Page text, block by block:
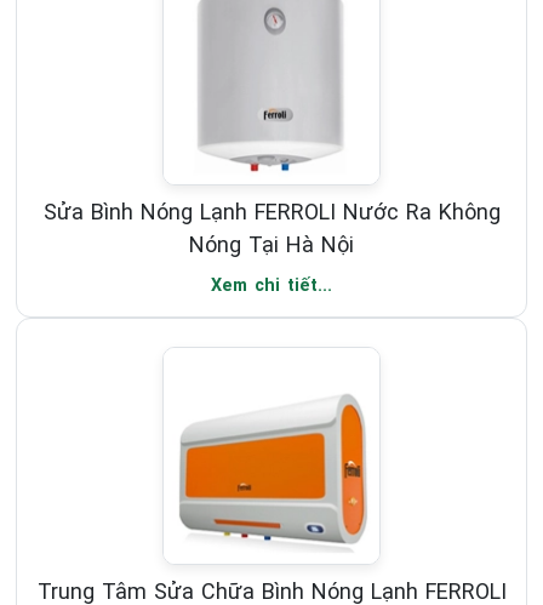
Sửa Bình Nóng Lạnh FERROLI Nước Ra Không
Nóng Tại Hà Nội
Xem chi tiết...
Trung Tâm Sửa Chữa Bình Nóng Lạnh FERROLI